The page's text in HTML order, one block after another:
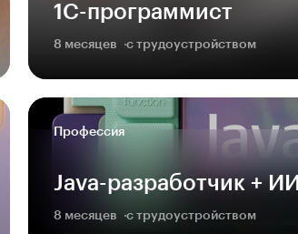
1С-программист
8 месяцев с трудоустройством
Профессия
Java-разработчик + ИИ
8 месяцев с трудоустройством